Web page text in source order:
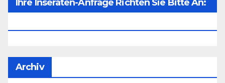
Ihre Inseraten-Anfrage Richten Sie Bitte An:
Archiv